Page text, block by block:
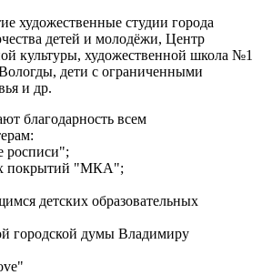
художественные студии города
детей и молодёжи, Центр
культуры, художественной школа №1
дети с ограниченными
и др.
благодарность всем
росписи";
покрытий "МКА";
детских образовательных
городской думы Владимиру